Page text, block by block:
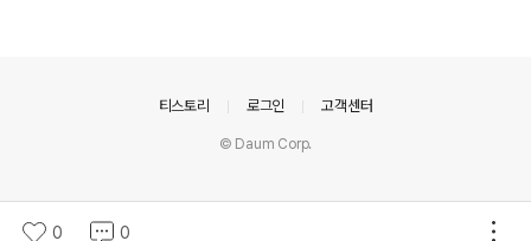
0 0
티스토리 로그인 고객센터
© Daum Corp.